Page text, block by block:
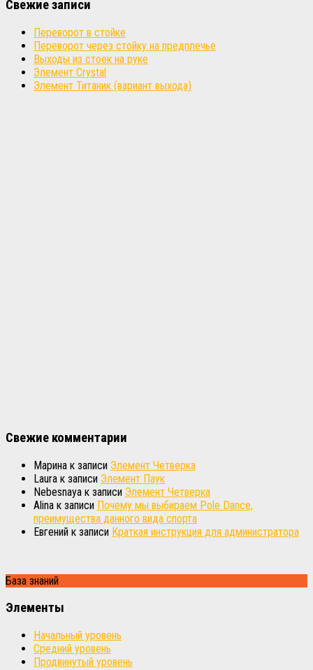
Свежие записи
Переворот в стойке
Переворот через стойку на предплечье
Выходы из стоек на руке
Элемент Crystal
Элемент Титаник (вариант выхода)
Свежие комментарии
Марина к записи Элемент Четверка
Laura к записи Элемент Паук
Nebesnaya к записи Элемент Четверка
Alina к записи Почему мы выбираем Pole Dance,
преимущества данного вида спорта
Евгений к записи Краткая инструкция для администратора
База знаний
Элементы
Начальный уровень
Средний уровень
Продвинутый уровень